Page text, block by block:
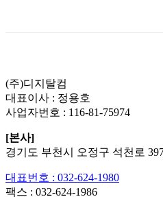
(주)디지탈컴
대표이사 : 정용호
사업자번호 : 116-81-75974
[본사]
경기도 부천시 오정구 석천로
대표번호 : 032-624-1980
팩스 : 032-624-1986